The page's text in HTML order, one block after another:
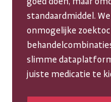
VAN
standaardmiddel.
onmogelijke
slimme
juiste medicatie te